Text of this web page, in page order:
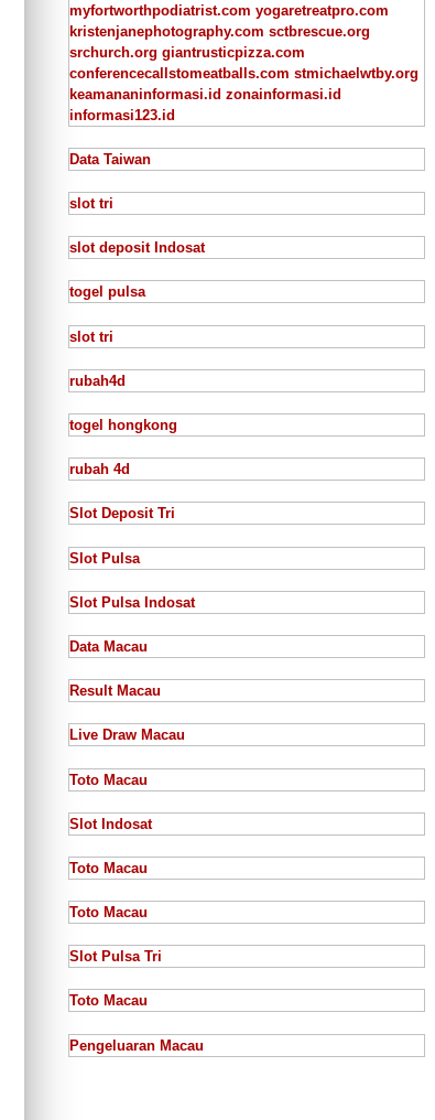
myfortworthpodiatrist.com yogaretreatpro.com
kristenjanephotography.com sctbrescue.org
srchurch.org giantrusticpizza.com
conferencecallstomeatballs.com stmichaelwtby.org
keamananinformasi.id zonainformasi.id
informasi123.id
Data Taiwan
slot tri
slot deposit Indosat
togel pulsa
slot tri
rubah4d
togel hongkong
rubah 4d
Slot Deposit Tri
Slot Pulsa
Slot Pulsa Indosat
Data Macau
Result Macau
Live Draw Macau
Toto Macau
Slot Indosat
Toto Macau
Toto Macau
Slot Pulsa Tri
Toto Macau
Pengeluaran Macau